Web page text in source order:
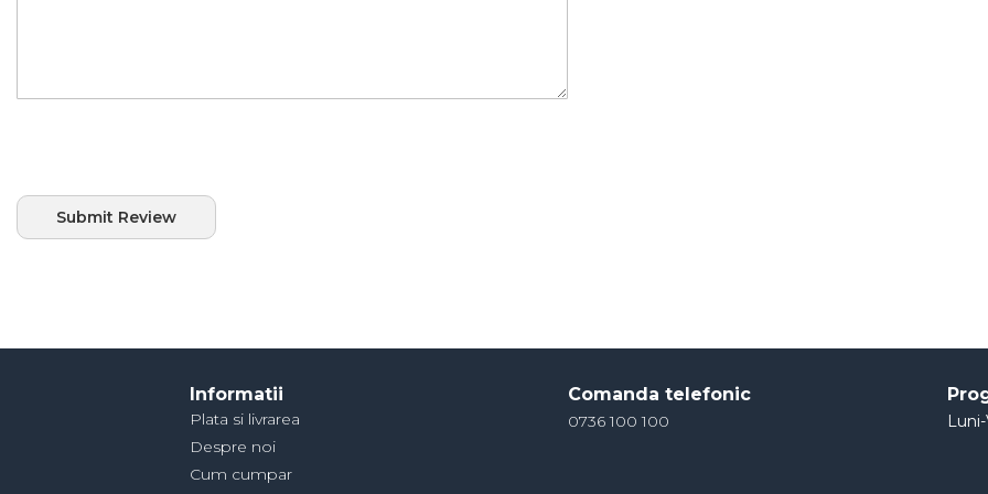
Submit Review
Informatii
Plata si livrarea
Despre noi
Cum cumpar
Comanda telefonic
0736 100 100